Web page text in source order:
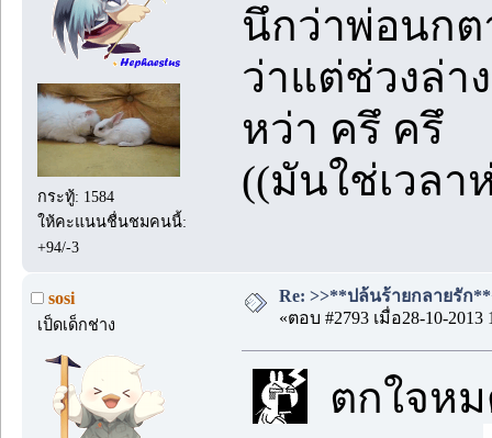
กระทู้: 1584
ให้คะแนนชื่นชมคนนี้:
+94/-3
นึกว่าพ่อนก
ว่าแต่ช่วงล่า
หว่า ครึ ครึ
((มันใช่เวลา
sosi
เป็ดเด็กช่าง
Re: >>**ปล้นร้ายกลายรัก
«ตอบ #2793 เมื่อ28-10-2013
ตกใจห